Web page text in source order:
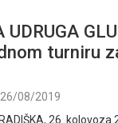
UDRUGA
turniru
26/08/2019
26.